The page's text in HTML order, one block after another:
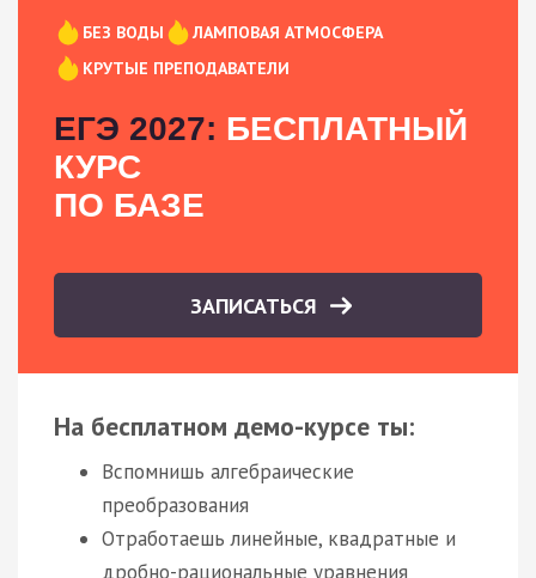
БЕЗ ВОДЫ
ЛАМПОВАЯ АТМОСФЕРА
КРУТЫЕ ПРЕПОДАВАТЕЛИ
ЕГЭ 2027: БЕСПЛАТНЫЙ
КУРС
ПО БАЗЕ
ЗАПИСАТЬСЯ
На бесплатном демо-курсе ты:
Вспомнишь алгебраические
преобразования
Отработаешь линейные, квадратные и
дробно-рациональные уравнения